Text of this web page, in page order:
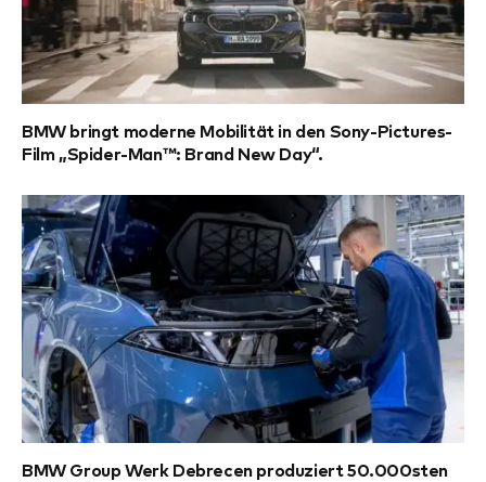
BMW bringt moderne Mobilität in den Sony-Pictures-
Film „Spider-Man™: Brand New Day“.
BMW Group Werk Debrecen produziert 50.000sten